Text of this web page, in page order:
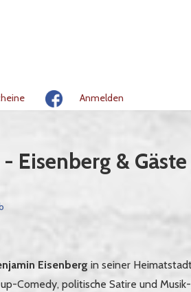
Anmelden
Eisenberg & Gäste
Eisenberg in seiner
Comedy, politische Satire und